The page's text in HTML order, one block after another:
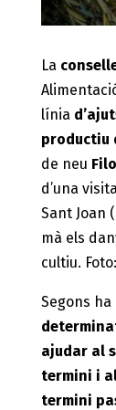
La
línia
productiu
de neu
d’una
Sant Joan
mà els
cultiu. Foto:
Segons ha
ajudar al
termini i
termini